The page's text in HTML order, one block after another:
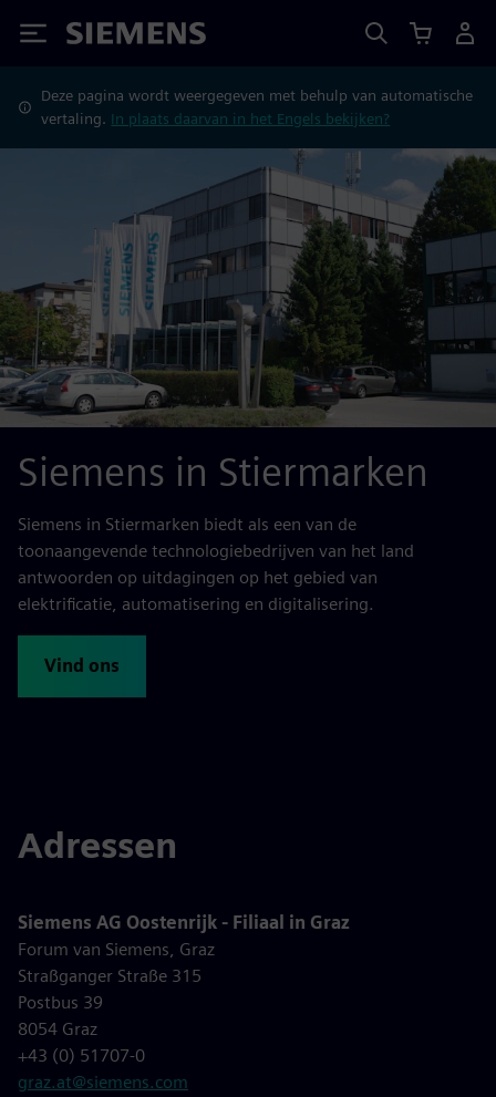
Siemens
Deze pagina wordt weergegeven met behulp van automatische
vertaling. In plaats daarvan in het Engels bekijken?
Siemens in Stiermarken
Siemens in Stiermarken biedt als een van de
toonaangevende technologiebedrijven van het land
antwoorden op uitdagingen op het gebied van
elektrificatie, automatisering en digitalisering.
Vind ons
Adressen
Siemens AG Oostenrijk - Filiaal in Graz
Forum van Siemens, Graz
Straßganger Straße 315
Postbus 39
8054 Graz
+43 (0) 51707-0
graz.at@siemens.com